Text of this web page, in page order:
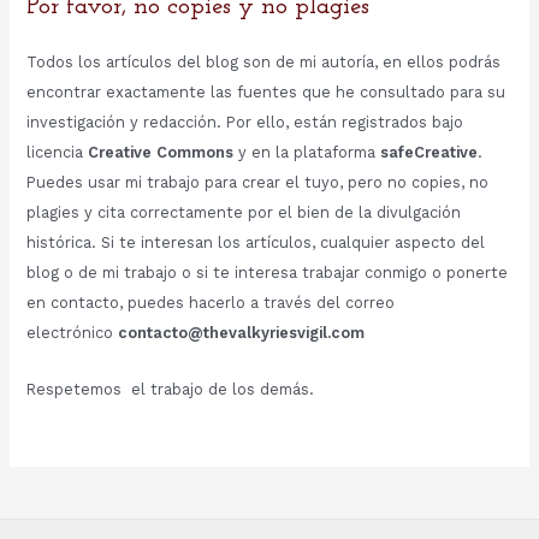
Por favor, no copies y no plagies
Todos los artículos del blog son de mi autoría, en ellos podrás
encontrar exactamente las fuentes que he consultado para su
investigación y redacción. Por ello, están registrados bajo
licencia Creative Commonsy en la plataforma safeCreative.
Puedes usar mi trabajo para crear el tuyo, pero no copies, no
plagies y cita correctamente por el bien de la divulgación
histórica. Si te interesan los artículos, cualquier aspecto del
blog o de mi trabajo o si te interesa trabajar conmigo o ponerte
en contacto, puedes hacerlo a través del correo
electrónico contacto@thevalkyriesvigil.com
Respetemos el trabajo de los demás.